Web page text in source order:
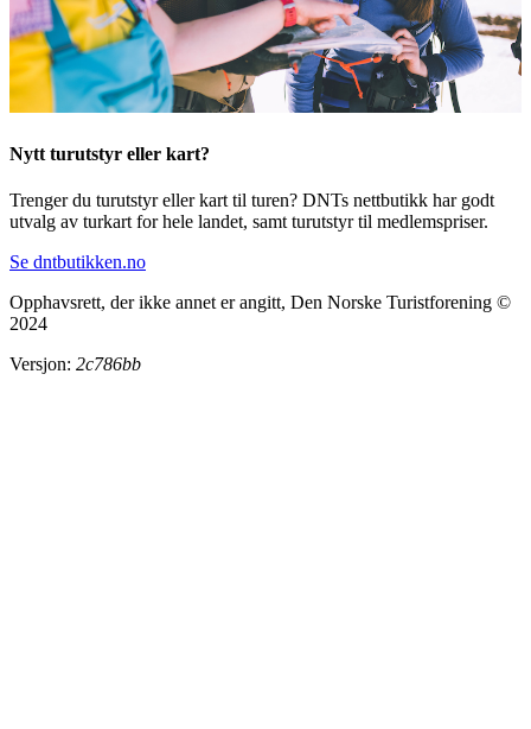
Nytt turutstyr eller kart?
Trenger du turutstyr eller kart til turen? DNTs nettbutikk har godt
utvalg av turkart for hele landet, samt turutstyr til medlemspriser.
Se dntbutikken.no
Opphavsrett, der ikke annet er angitt, Den Norske Turistforening ©
2024
Versjon: 2c786bb